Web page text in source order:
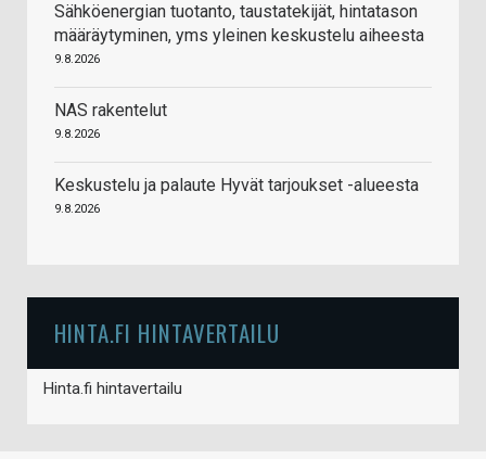
Sähköenergian tuotanto, taustatekijät, hintatason
määräytyminen, yms yleinen keskustelu aiheesta
9.8.2026
NAS rakentelut
9.8.2026
Keskustelu ja palaute Hyvät tarjoukset -alueesta
9.8.2026
HINTA.FI HINTAVERTAILU
Hinta.fi hintavertailu